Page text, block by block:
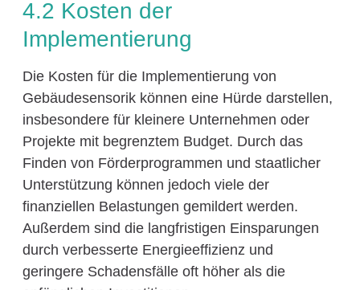
4.2 Kosten der
Implementierung
Die Kosten für die Implementierung von
Gebäudesensorik können eine Hürde darstellen,
insbesondere für kleinere Unternehmen oder
Projekte mit begrenztem Budget. Durch das
Finden von Förderprogrammen und staatlicher
Unterstützung können jedoch viele der
finanziellen Belastungen gemildert werden.
Außerdem sind die langfristigen Einsparungen
durch verbesserte Energieeffizienz und
geringere Schadensfälle oft höher als die